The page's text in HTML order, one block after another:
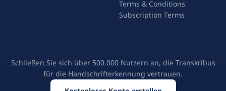
Terms & Conditions
Subscription Terms
Schließen Sie sich über 500.000 Nutzern an, die Transkribus
für die Handschrifterkennung vertrauen.